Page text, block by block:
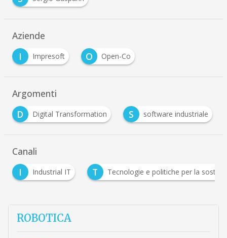
Aziende
I
Impresoft O Open-Co
Argomenti
D
Digital Transformation S software industriale
Canali
IT T Tecnologie e politiche per la sostenibilità
ROBOTICA